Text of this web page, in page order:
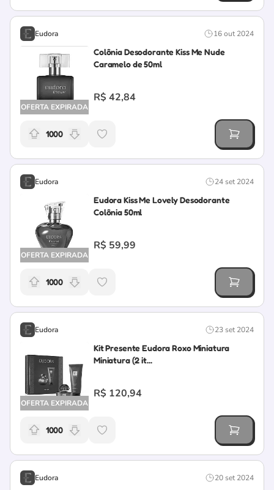
16 out 2024
Eudora
OFERTA EXPIRADA
Colônia Desodorante Kiss Me Nude
Caramelo de 50ml
R$ 42,84
Relevância da oferta: 1000 pontos
1000
24 set 2024
Eudora
OFERTA EXPIRADA
Eudora Kiss Me Lovely Desodorante
Colônia 50ml
R$ 59,99
Relevância da oferta: 1000 pontos
1000
23 set 2024
Eudora
OFERTA EXPIRADA
Kit Presente Eudora Roxo Miniatura
Miniatura (2 it...
R$ 120,94
Relevância da oferta: 1000 pontos
1000
20 set 2024
Eudora